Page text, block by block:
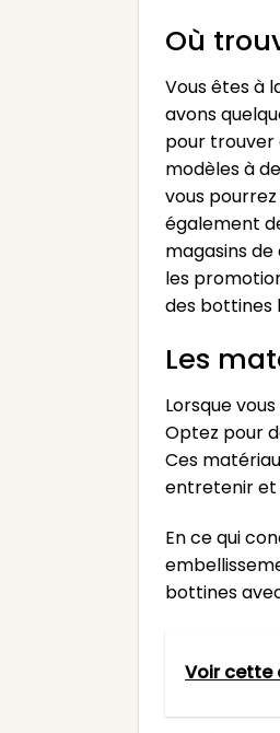
Où
Vous êtes à
avons
pour trouver
modèles à
vous
également
magasins
les
des bottines
Les
Lorsque
Optez pour
Ces
entretenir et
En ce qui
bottines
Voir cette